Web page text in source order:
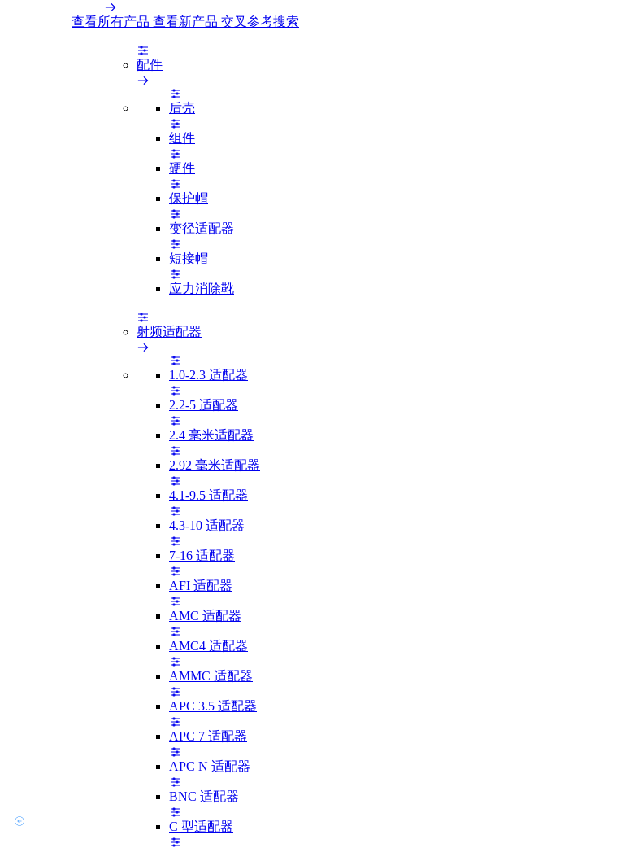
查看所有产品 查看新产品 交叉参考搜索
配件
后壳
组件
硬件
保护帽
变径适配器
短接帽
应力消除靴
射频适配器
1.0-2.3 适配器
2.2-5 适配器
2.4 毫米适配器
2.92 毫米适配器
4.1-9.5 适配器
4.3-10 适配器
7-16 适配器
AFI 适配器
AMC 适配器
AMC4 适配器
AMMC 适配器
APC 3.5 适配器
APC 7 适配器
APC N 适配器
BNC 适配器
C 型适配器